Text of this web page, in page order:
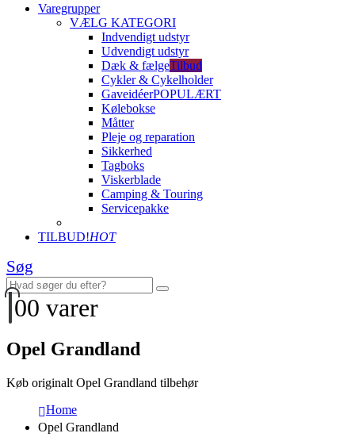
Varegrupper
VÆLG KATEGORI
Indvendigt udstyr
Udvendigt udstyr
Dæk & fælgeTilbud
Cykler & Cykelholder
GaveidéerPOPULÆRT
Kølebokse
Måtter
Pleje og reparation
Sikkerhed
Tagboks
Viskerblade
Camping & Touring
Servicepakke
TILBUD!HOT
Søg
00 varer
Opel Grandland
Køb originalt Opel Grandland tilbehør
Home
Opel Grandland